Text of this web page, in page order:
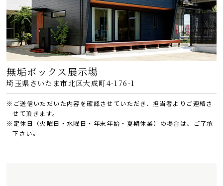
無垢ボックス展示場
埼玉県さいたま市北区大成町4-176-1
※ご送信いただいた内容を確認させていただき、担当者よりご連絡さ
せて頂きます。
※定休日（火曜日・水曜日・年末年始・夏期休業）の場合は、ご了承
下さい。